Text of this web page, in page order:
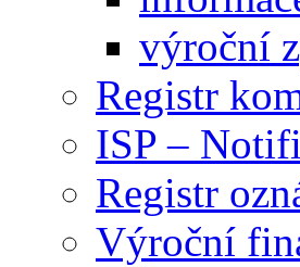
výroční
Registr
ISP –
Registr
Výroční